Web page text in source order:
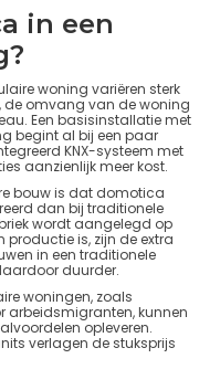
in een
woning variëren sterk
de omvang van de woning
Een basisinstallatie met
begint al bij een paar
KNX-systeem met
aanzienlijk meer kost.
bouw is dat domotica
dan bij traditionele
wordt aangelegd op
is, zijn de extra
in een traditionele
duurder.
woningen, zoals
arbeidsmigranten, kunnen
opleveren.
verlagen de stuksprijs